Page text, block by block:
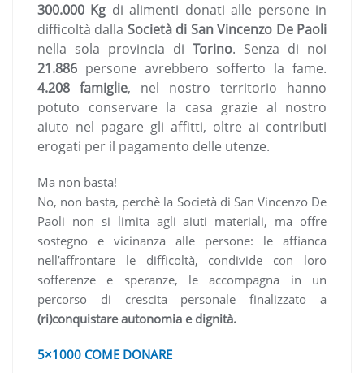
300.000 Kg di alimenti donati alle persone in
difficoltà dalla Società di San Vincenzo De Paoli
nella sola provincia di Torino. Senza di noi
21.886 persone avrebbero sofferto la fame.
4.208 famiglie, nel nostro territorio hanno
potuto conservare la casa grazie al nostro
aiuto nel pagare gli affitti, oltre ai contributi
erogati per il pagamento delle utenze.
Ma non basta!
No, non basta, perchè la Società di San Vincenzo De
Paoli non si limita agli aiuti materiali, ma offre
sostegno e vicinanza alle persone: le affianca
nell’affrontare le difficoltà, condivide con loro
sofferenze e speranze, le accompagna in un
percorso di crescita personale finalizzato a
(ri)conquistare autonomia e dignità.
5×1000 COME DONARE